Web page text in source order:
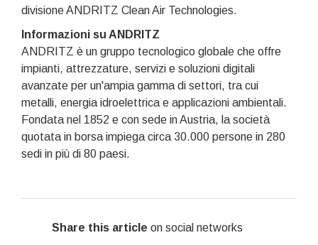
divisione ANDRITZ Clean Air Technologies.
Informazioni su ANDRITZ
ANDRITZ è un gruppo tecnologico globale che offre
impianti, attrezzature, servizi e soluzioni digitali
avanzate per un'ampia gamma di settori, tra cui
metalli, energia idroelettrica e applicazioni ambientali.
Fondata nel 1852 e con sede in Austria, la società
quotata in borsa impiega circa 30.000 persone in 280
sedi in più di 80 paesi.
Share this article on social networks